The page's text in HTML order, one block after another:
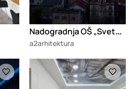
N
adogradnja OŠ „Svetozar Marković“
a2arhitektura
Loading